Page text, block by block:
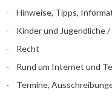
Hinweise, Tipps,
Kinder und Jugendliche /
Recht
Rund um Internet und
Termine,